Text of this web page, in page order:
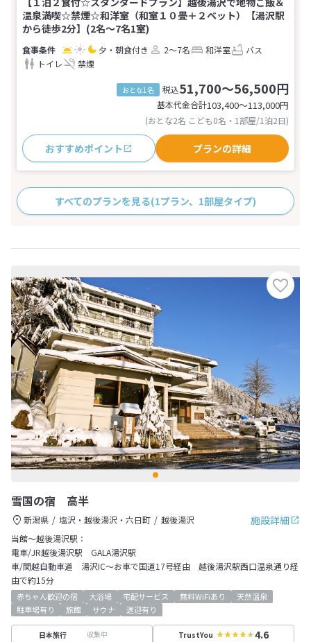
温泉満喫☆禁煙☆和洋室（和室１０畳＋２ベット）【湯沢駅
から徒歩2分】(2名～7名1室)
夕・朝食付き 2～7名 和洋室
バス
トイレ
禁煙
おとな1名 税込51,700～56,500円
基本代金合計103,400〜113,000円
(おとな2名 こども0名・1部屋/1泊2日)
おすすめポイント プランの詳細
すべてのプランを見る(1プラン、1部屋タイプ)
雪国の宿 高半
施設詳細
新潟県 塩沢・越後湯沢・六日町
越後湯沢
当館～越後湯沢駅：
電車/JR越後湯沢駅 GALA湯沢駅
車/関越自動車道 湯沢IC～お車で国道17号経由 越後湯沢駅西口温泉通り経
由で約15分
赤ちゃん歓迎の宿 大浴場 宅配サービス 無料WiFiあり
天然温泉
駐車場有り
旅館 サウナ 送迎有り
日本旅行 収集中 TrustYou 4.6